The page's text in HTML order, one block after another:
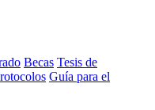
Becas Tesis de
Guía para el